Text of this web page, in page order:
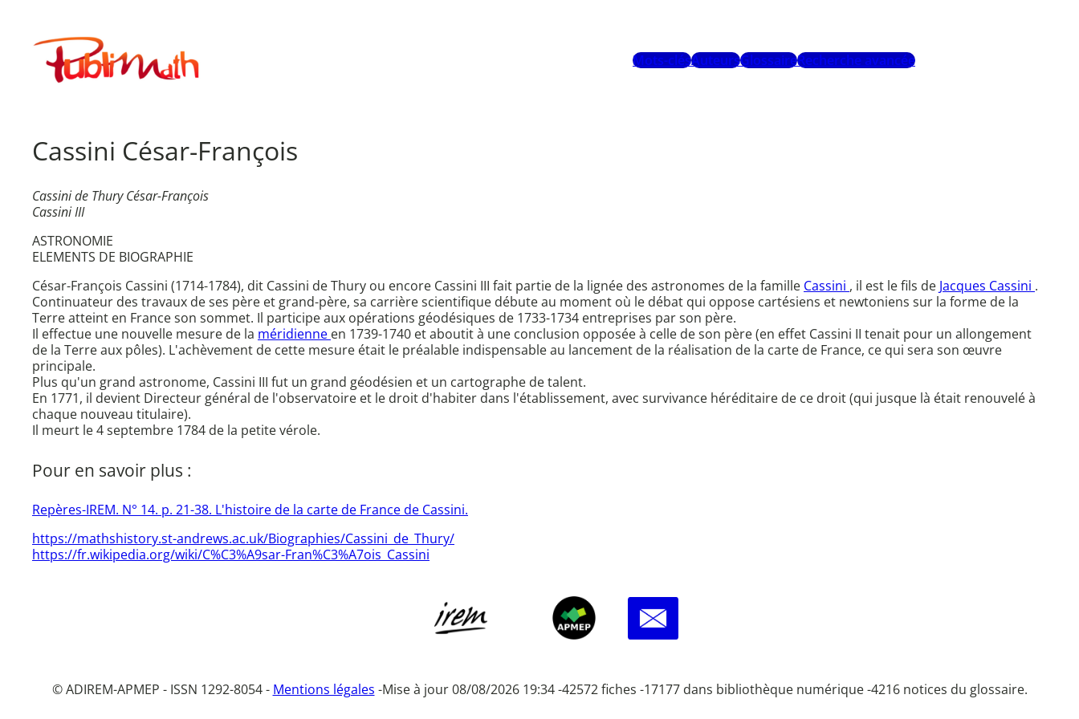
contenuPublimath
Mots-clésAuteursGlossaireRecherche avancée
Cassini César-François
Cassini de Thury César-François
Cassini III
ASTRONOMIE
ELEMENTS DE BIOGRAPHIE
César-François Cassini (1714-1784), dit Cassini de Thury ou encore Cassini III fait partie de la lignée des astronomes de la famille Cassini , il est le fils de Jacques Cassini .
Continuateur des travaux de ses père et grand-père, sa carrière scientifique débute au moment où le débat qui oppose cartésiens et newtoniens sur la forme de la
Terre atteint en France son sommet. Il participe aux opérations géodésiques de 1733-1734 entreprises par son père.
Il effectue une nouvelle mesure de la méridienne en 1739-1740 et aboutit à une conclusion opposée à celle de son père (en effet Cassini II tenait pour un allongement
de la Terre aux pôles). L'achèvement de cette mesure était le préalable indispensable au lancement de la réalisation de la carte de France, ce qui sera son œuvre
principale.
Plus qu'un grand astronome, Cassini III fut un grand géodésien et un cartographe de talent.
En 1771, il devient Directeur général de l'observatoire et le droit d'habiter dans l'établissement, avec survivance héréditaire de ce droit (qui jusque là était renouvelé à
chaque nouveau titulaire).
Il meurt le 4 septembre 1784 de la petite vérole.
Pour en savoir plus :
Repères-IREM. N° 14. p. 21-38. L'histoire de la carte de France de Cassini.
https://mathshistory.st-andrews.ac.uk/Biographies/Cassini_de_Thury/
https://fr.wikipedia.org/wiki/C%C3%A9sar-Fran%C3%A7ois_Cassini
© ADIREM-APMEP - ISSN 1292-8054 - Mentions légales -Mise à jour 08/08/2026 19:34 -42572 fiches -17177 dans bibliothèque numérique -4216 notices du glossaire.